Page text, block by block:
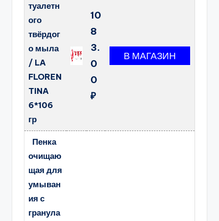
туалетн
ого
твёрдог
о мыла
/ LA
FLOREN
TINA
6*106
гр
10
8
3.
0
0
₽
Пенка
очищаю
щая для
умыван
ия с
гранула